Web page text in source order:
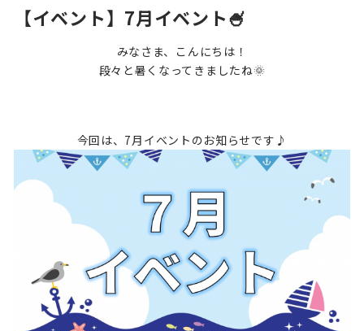
【イベント】7月イベント🍧
みなさま、こんにちは！
段々と暑くなってきましたね🌞
今回は、7月イベントのお知らせです♪